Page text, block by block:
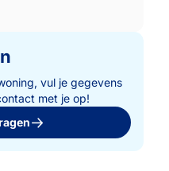
vul je gegevens
met je op!